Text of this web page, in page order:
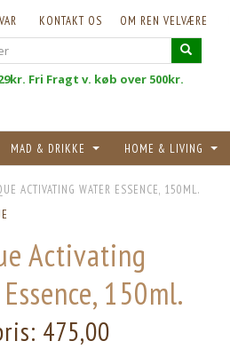
OM REN VELVÆRE
KONTAKT OS
Fri Fragt v. køb over 500kr.
MAD & DRIKKE HOME & LIVING
ACTIVATING WATER ESSENCE, 150ML.
Activating
150ml.
475,00